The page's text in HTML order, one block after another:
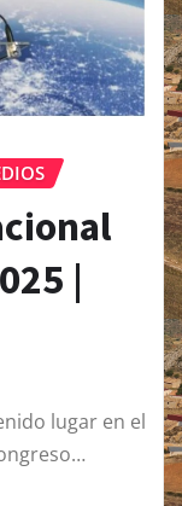
|
lugar en el